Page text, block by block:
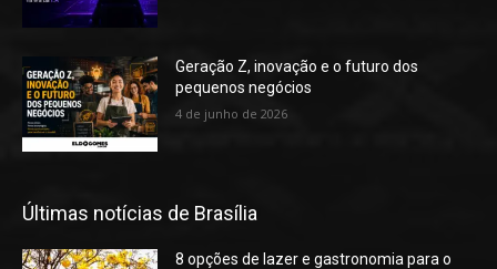
Geração Z, inovação e o futuro dos
pequenos negócios
4 de junho de 2026
Últimas notícias de Brasília
8 opções de lazer e gastronomia para o